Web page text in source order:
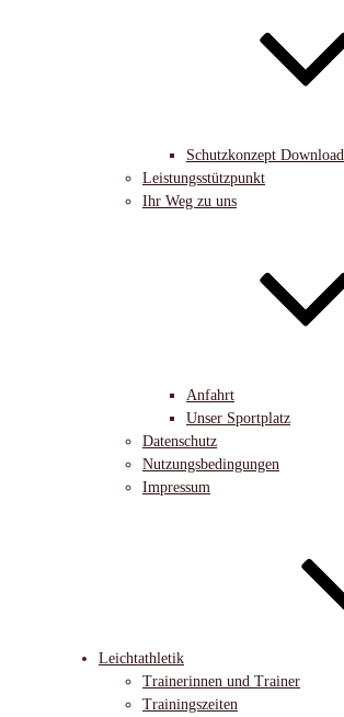
Schutzkonzept Download
Leistungsstützpunkt
Ihr Weg zu uns
Anfahrt
Unser Sportplatz
Datenschutz
Nutzungsbedingungen
Impressum
Leichtathletik
Trainerinnen und Trainer
Trainingszeiten